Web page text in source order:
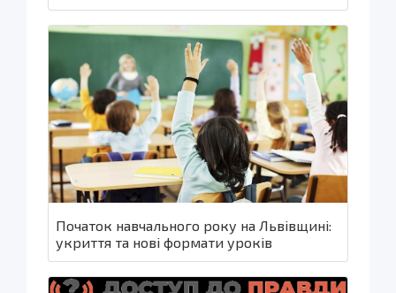
Початок навчального року на Львівщині:
укриття та нові формати уроків